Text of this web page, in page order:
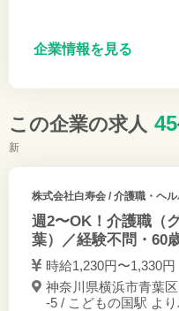
企業情報を見る
この企業の求人 45
新
株式会社白寿会/ 介護職・ヘル
週2〜OK！介護職（
葉）／経験不問・60
時給1,230円〜1,330円
神奈川県横浜市青葉
-5 / こどもの国駅 より